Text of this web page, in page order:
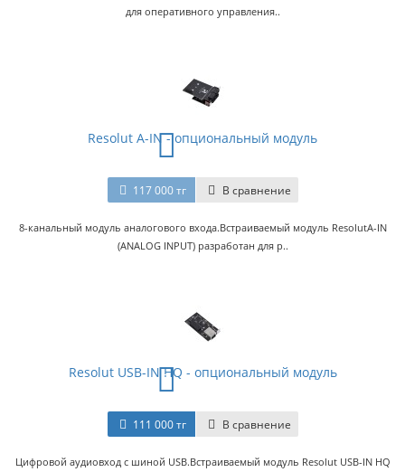
для оперативного управления..
Resolut A-IN - oпциональный модуль
117 000 тг В сравнение
8-канальный модуль аналогового входа.Встраиваемый модуль ResolutA-IN
(ANALOG INPUT) разработан для р..
Resolut USB-IN HQ - oпциональный модуль
111 000 тг В сравнение
Цифровой аудиовход с шиной USB.Встраиваемый модуль Resolut USB-IN HQ